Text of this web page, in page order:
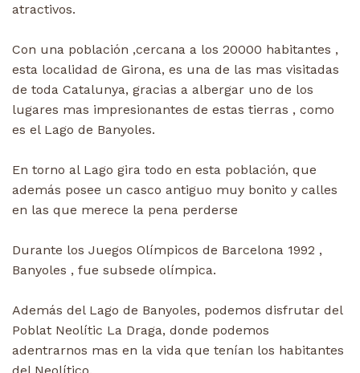
atractivos.
Con una población ,cercana a los 20000 habitantes ,
esta localidad de Girona, es una de las mas visitadas
de toda Catalunya, gracias a albergar uno de los
lugares mas impresionantes de estas tierras , como
es el Lago de Banyoles.
En torno al Lago gira todo en esta población, que
además posee un casco antiguo muy bonito y calles
en las que merece la pena perderse
Durante los Juegos Olímpicos de Barcelona 1992 ,
Banyoles , fue subsede olímpica.
Además del Lago de Banyoles, podemos disfrutar del
Poblat Neolític La Draga, donde podemos
adentrarnos mas en la vida que tenían los habitantes